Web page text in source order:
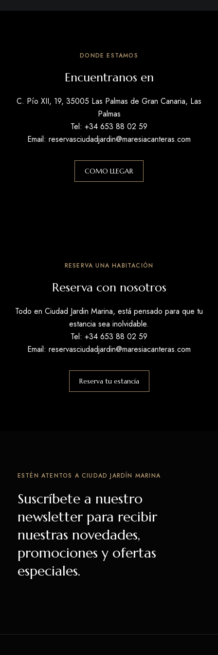
DONDE ESTAMOS
Encuentranos en
C. Pío XII, 19, 35005 Las Palmas de Gran Canaria, Las
Palmas
Tel: +34 653 88 02 59
Email: reservasciudadjardin@maresiacanteras.com
COMO LLEGAR
RESERVA UNA HABITACIÓN
Reserva con nosotros
Todo en Ciudad Jardin Marina, está pensado para que tu
estancia sea inolvidable.
Tel: +34 653 88 02 59
Email: reservasciudadjardin@maresiacanteras.com
Reserva tu estancia
ESTÉN ATENTOS A CIUDAD JARDÍN MARINA
Suscríbete a nuestro
newsletter para recibir
nuestras novedades,
promociones y ofertas
especiales.